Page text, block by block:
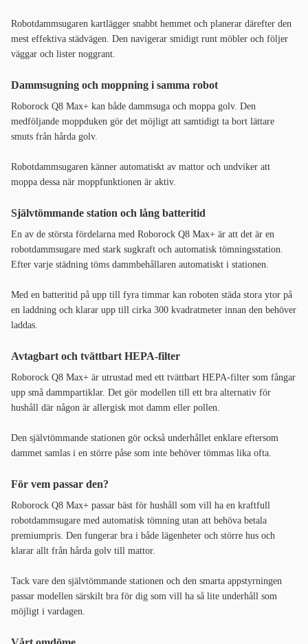
Robotdammsugaren kartlägger snabbt hemmet och planerar därefter den
mest effektiva städvägen. Den navigerar smidigt runt möbler och följer
väggar och lister noggrant.
Dammsugning och moppning i samma robot
Roborock Q8 Max+ kan både dammsuga och moppa golv. Den
medföljande moppduken gör det möjligt att samtidigt ta bort lättare
smuts från hårda golv.
Robotdammsugaren känner automatiskt av mattor och undviker att
moppa dessa när moppfunktionen är aktiv.
Självtömmande station och lång batteritid
En av de största fördelarna med Roborock Q8 Max+ är att det är en
robotdammsugare med stark sugkraft och automatisk tömningsstation.
Efter varje städning töms dammbehållaren automatiskt i stationen.
Med en batteritid på upp till fyra timmar kan roboten städa stora ytor på
en laddning och klarar upp till cirka 300 kvadratmeter innan den behöver
laddas.
Avtagbart och tvättbart HEPA-filter
Roborock Q8 Max+ är utrustad med ett tvättbart HEPA-filter som fångar
upp små dammpartiklar. Det gör modellen till ett bra alternativ för
hushåll där någon är allergisk mot damm eller pollen.
Den självtömmande stationen gör också underhållet enklare eftersom
dammet samlas i en större påse som inte behöver tömmas lika ofta.
För vem passar den?
Roborock Q8 Max+ passar bäst för hushåll som vill ha en kraftfull
robotdammsugare med automatisk tömning utan att behöva betala
premiumpris. Den fungerar bra i både lägenheter och större hus och
klarar allt från hårda golv till mattor.
Tack vare den självtömmande stationen och den smarta appstyrningen
passar modellen särskilt bra för dig som vill ha så lite underhåll som
möjligt i vardagen.